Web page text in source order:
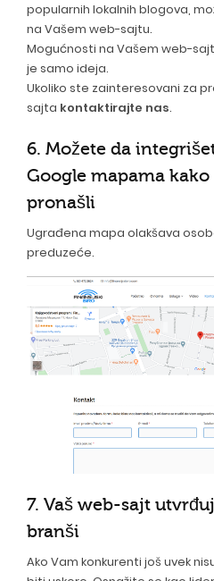
popularnih lokalnih blogova,
na Vašem web-sajtu.
Mogućnosti na Vašem web-
je samo ideja.
Ukoliko ste zainteresovani za
sajta kontaktirajte nas.
6. Možete da
Google mapama
pronašli
Ugrađena mapa olakšava
preduzeće.
7. Vaš web-sajt
branši
Ako Vam konkurenti još uvek